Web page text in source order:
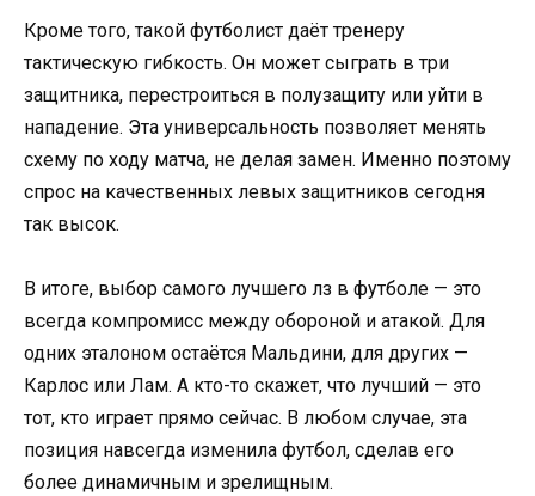
Кроме того, такой футболист даёт тренеру
тактическую гибкость. Он может сыграть в три
защитника, перестроиться в полузащиту или уйти в
нападение. Эта универсальность позволяет менять
схему по ходу матча, не делая замен. Именно поэтому
спрос на качественных левых защитников сегодня
так высок.
В итоге, выбор самого лучшего лз в футболе — это
всегда компромисс между обороной и атакой. Для
одних эталоном остаётся Мальдини, для других —
Карлос или Лам. А кто-то скажет, что лучший — это
тот, кто играет прямо сейчас. В любом случае, эта
позиция навсегда изменила футбол, сделав его
более динамичным и зрелищным.